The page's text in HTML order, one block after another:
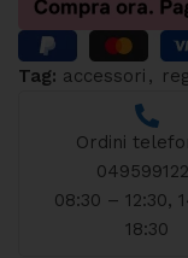
Tag: accessori ,
Ordini
08:30 – 12:30,
18:30